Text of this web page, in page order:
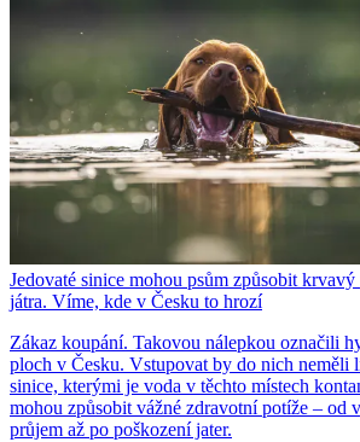
Jedovaté sinice mohou psům způsobit
játra. Víme, kde v Česku to hrozí
Zákaz koupání. Takovou nálepkou označili
ploch v Česku. Vstupovat by do nich neměli
sinice, kterými je voda v těchto místech
mohou způsobit vážné zdravotní potíže – od
průjem až po poškození jater.